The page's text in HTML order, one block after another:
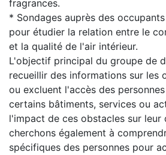
fragrances.
* Sondages auprès des
pour étudier la relation entre le
et la qualité de l'air intérieur.
L'objectif principal du groupe de
recueillir des informations sur les
ou excluent l'accès des
certains bâtiments, services ou
l'impact de ces obstacles sur leur
cherchons également à
spécifiques des personnes pour